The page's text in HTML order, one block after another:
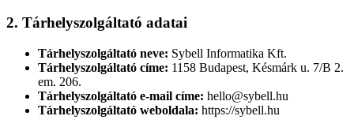
2. Tárhelyszolgáltató adatai
Tárhelyszolgáltató neve: Sybell Informatika Kft.
Tárhelyszolgáltató címe: 1158 Budapest, Késmárk u. 7/B 2.
em. 206.
Tárhelyszolgáltató e-mail címe: hello@sybell.hu
Tárhelyszolgáltató weboldala: https://sybell.hu